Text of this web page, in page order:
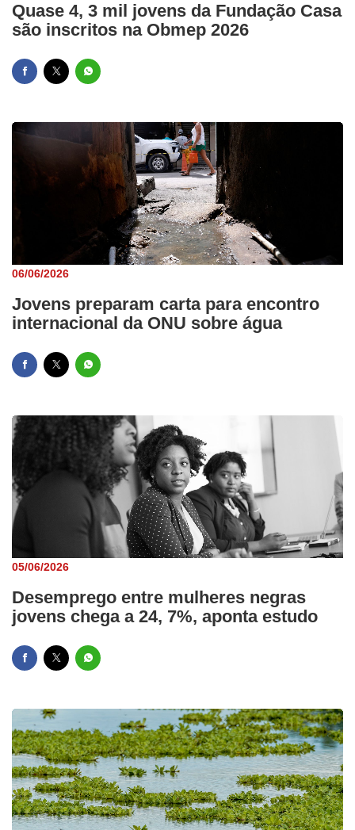
Quase 4, 3 mil jovens da Fundação Casa
são inscritos na Obmep 2026
06/06/2026
Jovens preparam carta para encontro
internacional da ONU sobre água
05/06/2026
Desemprego entre mulheres negras
jovens chega a 24, 7%, aponta estudo